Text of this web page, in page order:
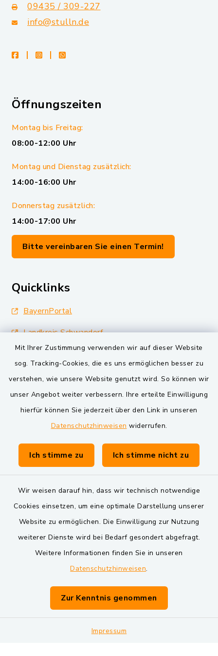
Mit Ihrer Zustimmung verwenden wir auf dieser Website
sog. Tracking-Cookies, die es uns ermöglichen besser zu
verstehen, wie unsere Website genutzt wird. So können wir
unser Angebot weiter verbessern. Ihre erteilte Einwilligung
hierfür können Sie jederzeit über den Link in unseren
Datenschutzhinweisen widerrufen.
Ich stimme zu Ich stimme nicht zu
Wir weisen darauf hin, dass wir technisch notwendige
Cookies einsetzen, um eine optimale Darstellung unserer
Website zu ermöglichen. Die Einwilligung zur Nutzung
weiterer Dienste wird bei Bedarf gesondert abgefragt.
Weitere Informationen finden Sie in unseren
Datenschutzhinweisen.
Zur Kenntnis genommen
Impressum
09435 / 309-227
info@stulln.de
facebookinstagramwhatsapp
Öffnungszeiten
Montag bis Freitag:
08:00-12:00 Uhr
Montag und Dienstag zusätzlich:
14:00-16:00 Uhr
Donnerstag zusätzlich:
14:00-17:00 Uhr
Bitte vereinbaren Sie einen Termin!
Quicklinks
BayernPortal
Landkreis Schwandorf
Oberpfälzer Wald
VG und Gemeinden
Gemeinde Schwarzach bei Nabburg
Verwaltungsgemeinschaft Schwarzenfeld
Kontakt
Barrierefreiheit
Impressum
Sitemap